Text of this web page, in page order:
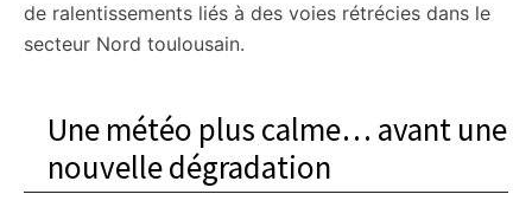
de ralentissements liés à des voies rétrécies dans le
secteur Nord toulousain.
Une météo plus calme… avant une
nouvelle dégradation